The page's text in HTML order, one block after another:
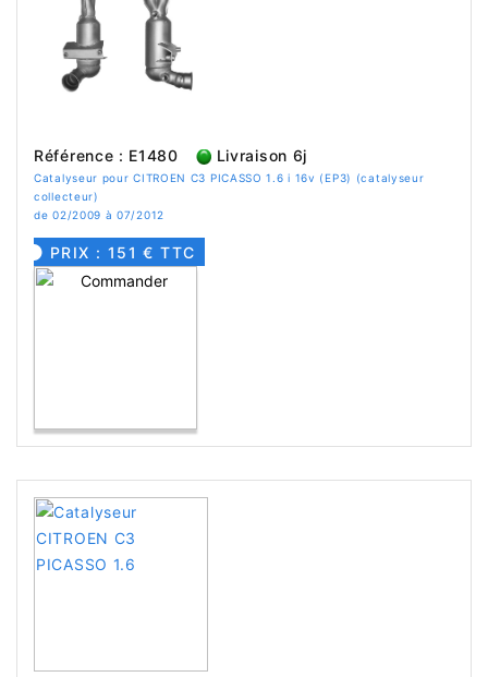
Référence : E1480 Livraison 6j
Catalyseur pour CITROEN C3 PICASSO 1.6 i 16v (EP3) (catalyseur
collecteur)
de 02/2009 à 07/2012
PRIX : 151 € TTC